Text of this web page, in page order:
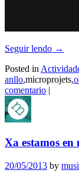
Seguir lendo →
Posted in
anllo,microprojets,
comentario |
Xa estamos en
20/05/2013 by